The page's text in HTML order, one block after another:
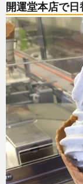
開運堂本店で